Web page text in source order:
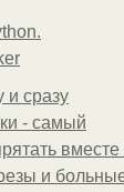
и сразу
- самый
вместе
и